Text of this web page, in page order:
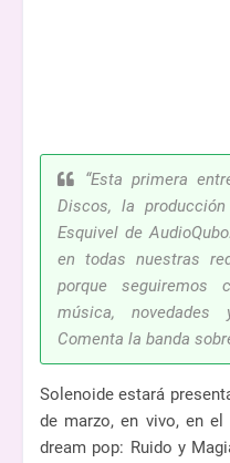
“Esta primera
Discos, la
Esquivel de
en todas nuestras
porque seguiremos
música,
Comenta la banda
Solenoide estará
de marzo, en vivo, en
dream pop: Ruido y